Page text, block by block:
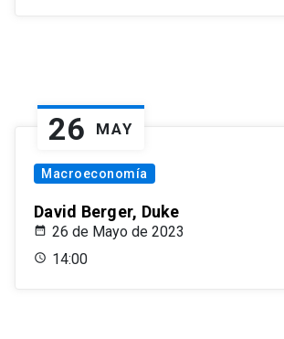
26 MAY
Macroeconomía
David Berger, Duke
26 de Mayo de 2023
14:00